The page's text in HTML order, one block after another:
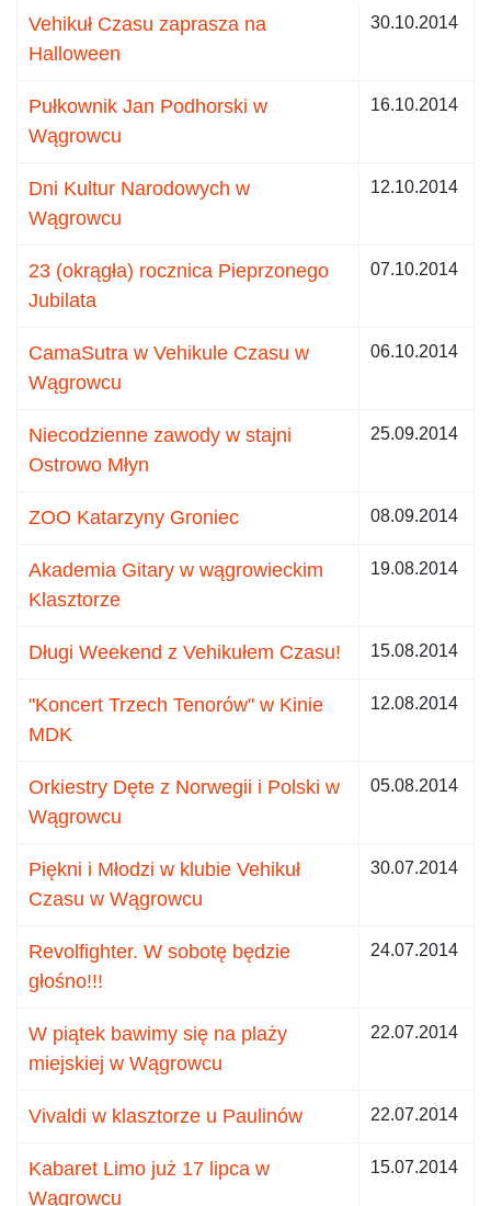
Vehikuł Czasu zaprasza na
Halloween
30.10.2014
Pułkownik Jan Podhorski w
Wągrowcu
16.10.2014
Dni Kultur Narodowych w
Wągrowcu
12.10.2014
23 (okrągła) rocznica Pieprzonego
Jubilata
07.10.2014
CamaSutra w Vehikule Czasu w
Wągrowcu
06.10.2014
Niecodzienne zawody w stajni
Ostrowo Młyn
25.09.2014
ZOO Katarzyny Groniec 08.09.2014
Akademia Gitary w wągrowieckim
Klasztorze
19.08.2014
Długi Weekend z Vehikułem Czasu! 15.08.2014
"Koncert Trzech Tenorów" w Kinie
MDK
12.08.2014
Orkiestry Dęte z Norwegii i Polski w
Wągrowcu
05.08.2014
Piękni i Młodzi w klubie Vehikuł
Czasu w Wągrowcu
30.07.2014
Revolfighter. W sobotę będzie
głośno!!!
24.07.2014
W piątek bawimy się na plaży
miejskiej w Wągrowcu
22.07.2014
Vivaldi w klasztorze u Paulinów 22.07.2014
Kabaret Limo już 17 lipca w
Wągrowcu
15.07.2014